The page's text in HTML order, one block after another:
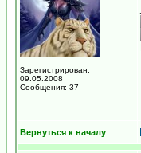
Зарегистрирован:
09.05.2008
Сообщения: 37
Вернуться к началу